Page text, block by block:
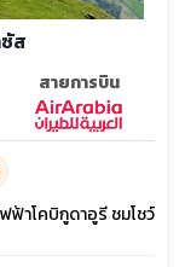
ส
สายการบิน
ฟ้าโคบิกูดาอูรี ชมโชว์